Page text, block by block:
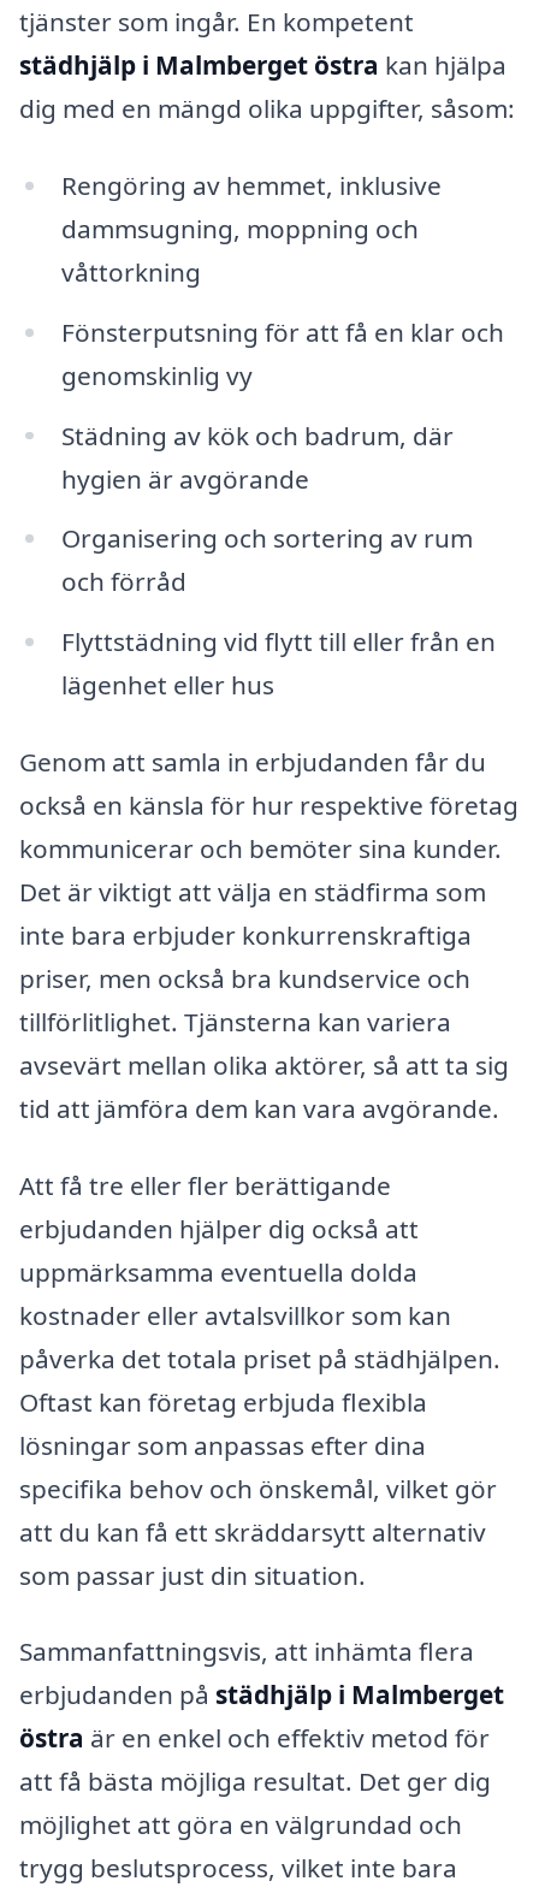
tjänster som ingår. En kompetent
städhjälp i Malmberget östra kan hjälpa
dig med en mängd olika uppgifter, såsom:
Rengöring av hemmet, inklusive
dammsugning, moppning och
våttorkning
Fönsterputsning för att få en klar och
genomskinlig vy
Städning av kök och badrum, där
hygien är avgörande
Organisering och sortering av rum
och förråd
Flyttstädning vid flytt till eller från en
lägenhet eller hus
Genom att samla in erbjudanden får du
också en känsla för hur respektive företag
kommunicerar och bemöter sina kunder.
Det är viktigt att välja en städfirma som
inte bara erbjuder konkurrenskraftiga
priser, men också bra kundservice och
tillförlitlighet. Tjänsterna kan variera
avsevärt mellan olika aktörer, så att ta sig
tid att jämföra dem kan vara avgörande.
Att få tre eller fler berättigande
erbjudanden hjälper dig också att
uppmärksamma eventuella dolda
kostnader eller avtalsvillkor som kan
påverka det totala priset på städhjälpen.
Oftast kan företag erbjuda flexibla
lösningar som anpassas efter dina
specifika behov och önskemål, vilket gör
att du kan få ett skräddarsytt alternativ
som passar just din situation.
Sammanfattningsvis, att inhämta flera
erbjudanden på städhjälp i Malmberget
östra är en enkel och effektiv metod för
att få bästa möjliga resultat. Det ger dig
möjlighet att göra en välgrundad och
trygg beslutsprocess, vilket inte bara